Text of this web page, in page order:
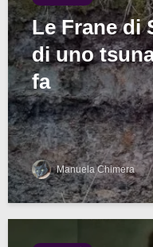
Le Frane di
di uno
fa
Manuela Chimera